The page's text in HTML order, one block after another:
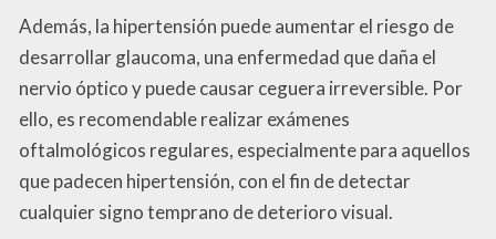
Además, la hipertensión puede aumentar el riesgo de
desarrollar glaucoma, una enfermedad que daña el
nervio óptico y puede causar ceguera irreversible. Por
ello, es recomendable realizar exámenes
oftalmológicos regulares, especialmente para aquellos
que padecen hipertensión, con el fin de detectar
cualquier signo temprano de deterioro visual.